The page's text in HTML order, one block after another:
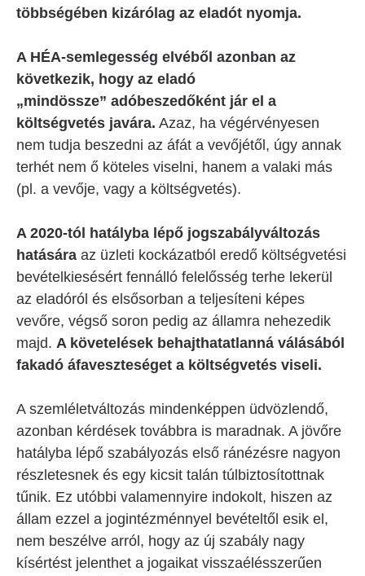
többségében kizárólag az eladót nyomja.
A HÉA-semlegesség elvéből azonban az
következik, hogy az eladó
„mindössze” adóbeszedőként jár el a
költségvetés javára. Azaz, ha végérvényesen
nem tudja beszedni az áfát a vevőjétől, úgy annak
terhét nem ő köteles viselni, hanem a valaki más
(pl. a vevője, vagy a költségvetés).
A 2020-tól hatályba lépő jogszabályváltozás
hatására az üzleti kockázatból eredő költségvetési
bevételkiesésért fennálló felelősség terhe lekerül
az eladóról és elsősorban a teljesíteni képes
vevőre, végső soron pedig az államra nehezedik
majd. A követelések behajthatatlanná válásából
fakadó áfaveszteséget a költségvetés viseli.
A szemléletváltozás mindenképpen üdvözlendő,
azonban kérdések továbbra is maradnak. A jövőre
hatályba lépő szabályozás első ránézésre nagyon
részletesnek és egy kicsit talán túlbiztosítottnak
tűnik. Ez utóbbi valamennyire indokolt, hiszen az
állam ezzel a jogintézménnyel bevételtől esik el,
nem beszélve arról, hogy az új szabály nagy
kísértést jelenthet a jogaikat visszaélésszerűen